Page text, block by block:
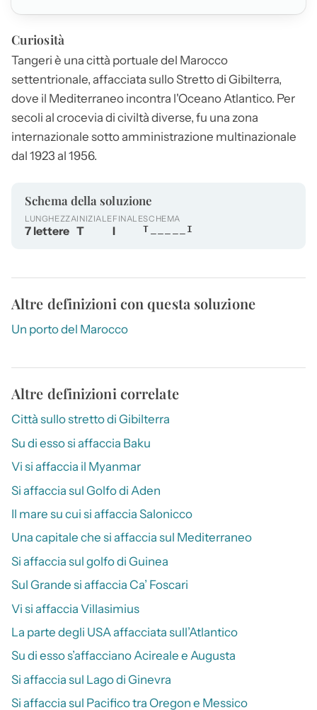
Curiosità
Tangeri è una città portuale del Marocco
settentrionale, affacciata sullo Stretto di Gibilterra,
dove il Mediterraneo incontra l'Oceano Atlantico. Per
secoli al crocevia di civiltà diverse, fu una zona
internazionale sotto amministrazione multinazionale
dal 1923 al 1956.
Schema della soluzione
LUNGHEZZA
7 lettere
INIZIALE
T
FINALE
I
SCHEMA
T_____I
Altre definizioni con questa soluzione
Un porto del Marocco
Altre definizioni correlate
Città sullo stretto di Gibilterra
Su di esso si affaccia Baku
Vi si affaccia il Myanmar
Si affaccia sul Golfo di Aden
Il mare su cui si affaccia Salonicco
Una capitale che si affaccia sul Mediterraneo
Si affaccia sul golfo di Guinea
Sul Grande si affaccia Ca’ Foscari
Vi si affaccia Villasimius
La parte degli USA affacciata sull’Atlantico
Su di esso s’affacciano Acireale e Augusta
Si affaccia sul Lago di Ginevra
Si affaccia sul Pacifico tra Oregon e Messico